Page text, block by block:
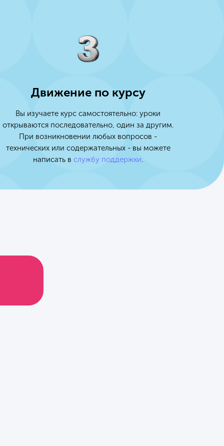
Движение по курсу
Вы изучаете курс самостоятельно: уроки
открываются последовательно, один за другим.
При возникновении любых вопросов -
технических или содержательных - вы можете
написать в службу поддержки.